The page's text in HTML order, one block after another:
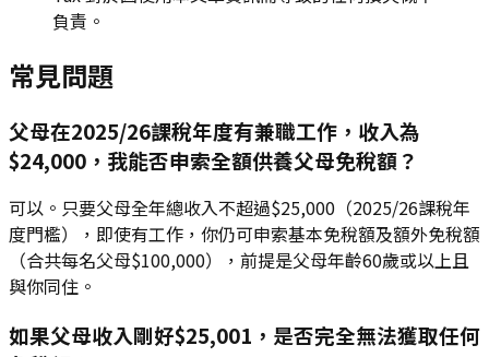
負責。
常見問題
父母在2025/26課稅年度有兼職工作，收入為
$24,000，我能否申索全額供養父母免稅額？
可以。只要父母全年總收入不超過$25,000（2025/26課稅年
度門檻），即使有工作，你仍可申索基本免稅額及額外免稅額
（合共每名父母$100,000），前提是父母年齡60歲或以上且
與你同住。
如果父母收入剛好$25,001，是否完全無法獲取任何